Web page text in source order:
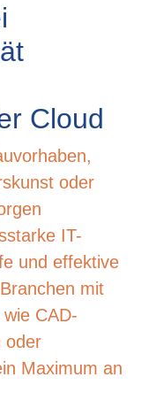
Cloud
oder
IT-
und effektive
mit
CAD-
oder
Maximum an